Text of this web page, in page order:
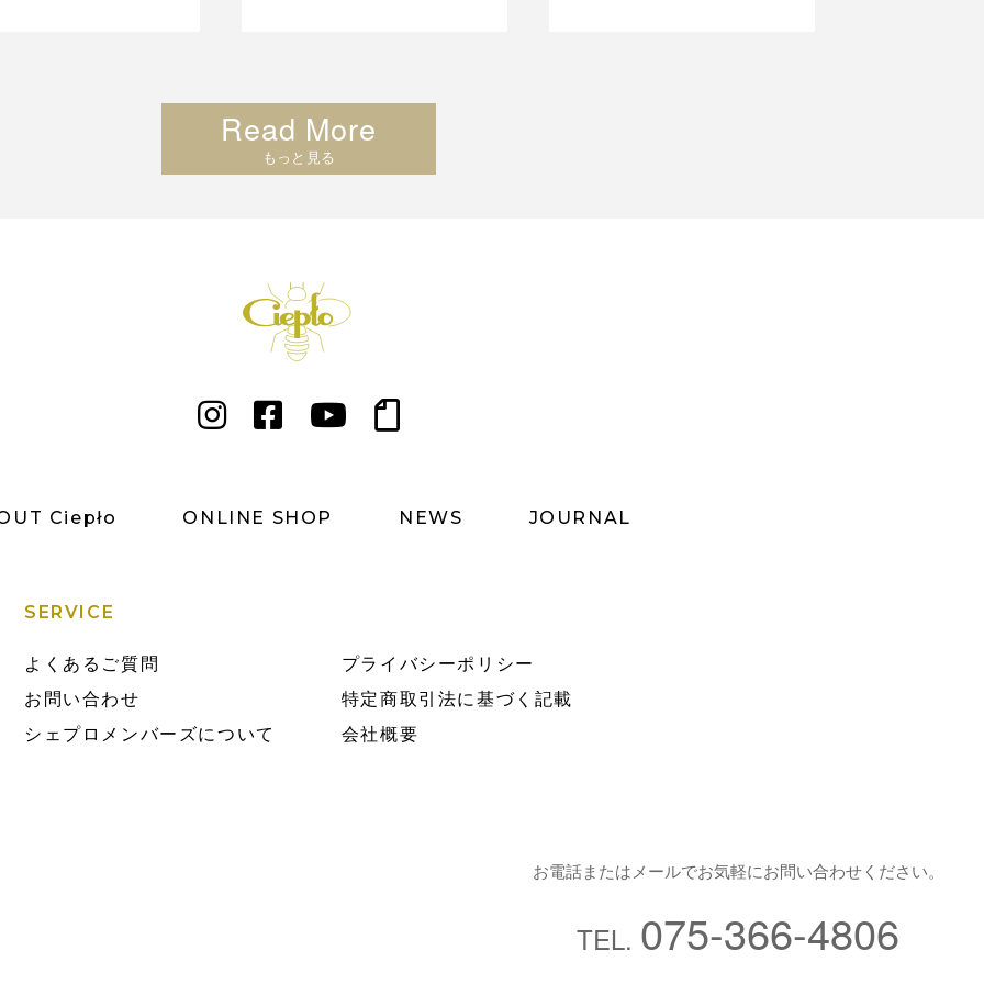
Read More
もっと見る
Ciepło ONLINE SHOP NEWS JOURNAL
SERVICE
よくあるご質問
お問い合わせ
シェプロメンバーズについて
プライバシーポリシー
特定商取引法に基づく記載
会社概要
お電話またはメールでお気軽にお問い合わせください。
TEL. 075-366-4806